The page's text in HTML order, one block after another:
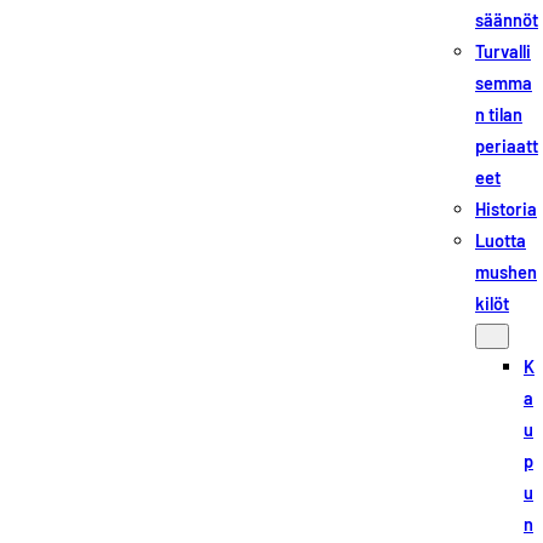
säännöt
Turvalli
semma
n tilan
periaatt
eet
Historia
Luotta
mushen
kilöt
K
a
u
p
u
n